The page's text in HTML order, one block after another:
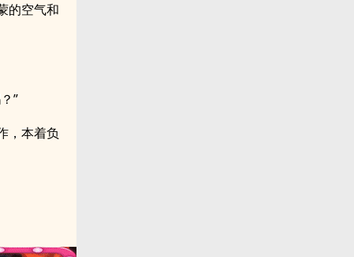
的空气和
”
，本着负